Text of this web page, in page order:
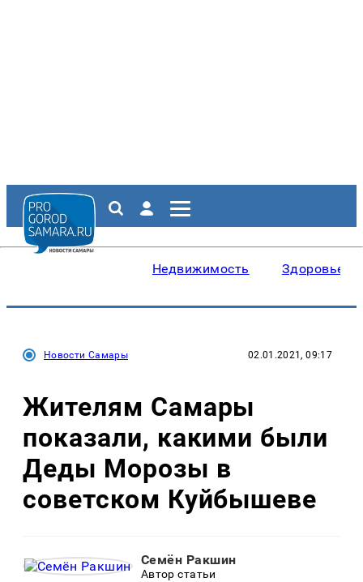
Недвижимость Здоровье
Новости Самары 02.01.2021, 09:17
Жителям Самары
показали, какими были
Деды Морозы в
советском Куйбышеве
Семён Ракшин
Автор статьи